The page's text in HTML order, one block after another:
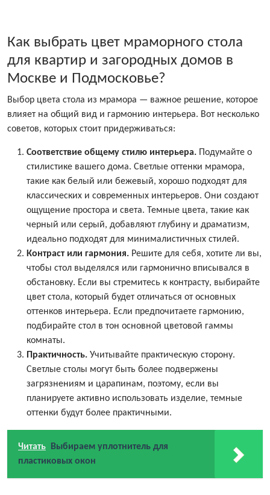
Как выбрать цвет мраморного стола
для квартир и загородных домов в
Москве и Подмосковье?
Выбор цвета стола из мрамора — важное решение, которое
влияет на общий вид и гармонию интерьера. Вот несколько
советов, которых стоит придерживаться:
Соответствие общему стилю интерьера. Подумайте о
стилистике вашего дома. Светлые оттенки мрамора,
такие как белый или бежевый, хорошо подходят для
классических и современных интерьеров. Они создают
ощущение простора и света. Темные цвета, такие как
черный или серый, добавляют глубину и драматизм,
идеально подходят для минималистичных стилей.
Контраст или гармония. Решите для себя, хотите ли вы,
чтобы стол выделялся или гармонично вписывался в
обстановку. Если вы стремитесь к контрасту, выбирайте
цвет стола, который будет отличаться от основных
оттенков интерьера. Если предпочитаете гармонию,
подбирайте стол в тон основной цветовой гаммы
комнаты.
Практичность. Учитывайте практическую сторону.
Светлые столы могут быть более подвержены
загрязнениям и царапинам, поэтому, если вы
планируете активно использовать изделие, темные
оттенки будут более практичными.
Читать
Выбираем уплотнитель для
пластиковых окон